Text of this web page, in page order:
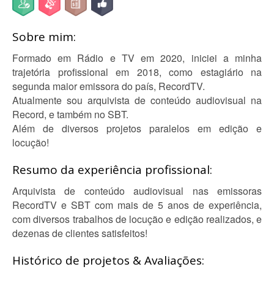
Sobre mim:
Formado em Rádio e TV em 2020, iniciei a minha
trajetória profissional em 2018, como estagiário na
segunda maior emissora do país, RecordTV.
Atualmente sou arquivista de conteúdo audiovisual na
Record, e também no SBT.
Além de diversos projetos paralelos em edição e
locução!
Resumo da experiência profissional:
Arquivista de conteúdo audiovisual nas emissoras
RecordTV e SBT com mais de 5 anos de experiência,
com diversos trabalhos de locução e edição realizados, e
dezenas de clientes satisfeitos!
Histórico de projetos & Avaliações: